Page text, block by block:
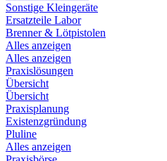
Sonstige Kleingeräte
Ersatzteile Labor
Brenner & Lötpistolen
Alles anzeigen
Alles anzeigen
Praxislösungen
Übersicht
Übersicht
Praxisplanung
Existenzgründung
Pluline
Alles anzeigen